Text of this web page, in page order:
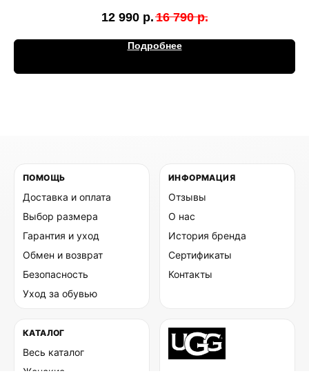
12 990 р.16 790 р.
Подробнее
ПОМОЩЬ
Доставка и оплата
Выбор размера
Гарантия и уход
Обмен и возврат
Безопасность
Уход за обувью
ИНФОРМАЦИЯ
Отзывы
О нас
История бренда
Сертификаты
Контакты
КАТАЛОГ
Весь каталог
Женские